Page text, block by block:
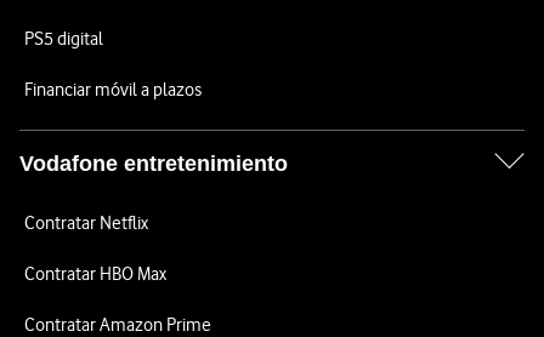
PS5 digital
Financiar móvil a plazos
Vodafone entretenimiento
Contratar Netflix
Contratar HBO Max
Contratar Amazon Prime